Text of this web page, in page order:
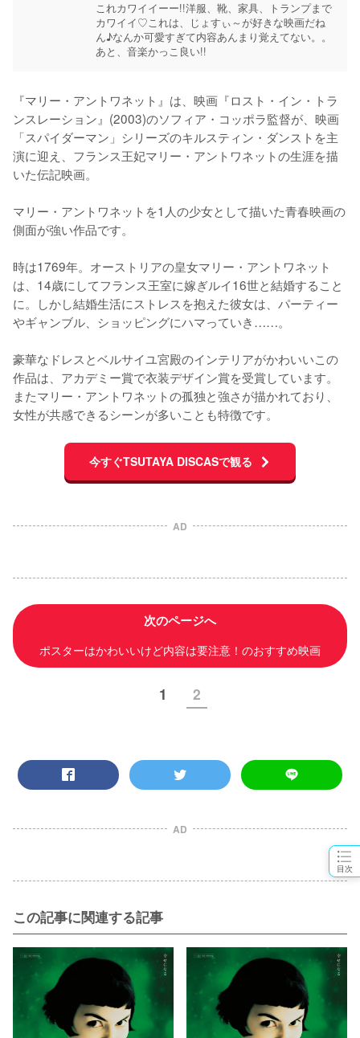
目次
これカワイイーー!!洋服、靴、家具、トランプまで
カワイイ♡これは、じょすぃ～が好きな映画だね
ん♪なんか可愛すぎて内容あんまり覚えてない。。
あと、音楽かっこ良い!!
『マリー・アントワネット』は、映画『ロスト・イン・トラ
ンスレーション』(2003)のソフィア・コッポラ監督が、映画
「スパイダーマン」シリーズのキルスティン・ダンストを主
演に迎え、フランス王妃マリー・アントワネットの生涯を描
いた伝記映画。
マリー・アントワネットを1人の少女として描いた青春映画の
側面が強い作品です。
時は1769年。オーストリアの皇女マリー・アントワネット
は、14歳にしてフランス王室に嫁ぎルイ16世と結婚すること
に。しかし結婚生活にストレスを抱えた彼女は、パーティー
やギャンブル、ショッピングにハマっていき……。
豪華なドレスとベルサイユ宮殿のインテリアがかわいいこの
作品は、アカデミー賞で衣装デザイン賞を受賞しています。
またマリー・アントワネットの孤独と強さが描かれており、
女性が共感できるシーンが多いことも特徴です。
今すぐTSUTAYA DISCASで観る
AD
次のページへ
ポスターはかわいいけど内容は要注意！のおすすめ映画
1 2
AD
この記事に関連する記事